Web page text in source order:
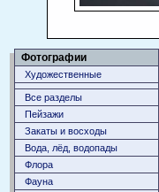
Фотографии
Художественные
Все разделы
Пейзажи
Закаты и восходы
Вода, лёд, водопады
Флора
Фауна